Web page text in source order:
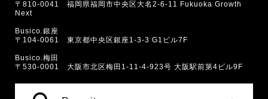
〒810-0041 福岡県福岡市中央区大名2-6-11 Fukuoka Growth
Next
Busico.銀座
〒104-0061 東京都中央区銀座1-3-3 G1ビル7F
Busico.梅田
〒530-0001 大阪市北区梅田1-11-4-923号 大阪駅前第4ビル9F